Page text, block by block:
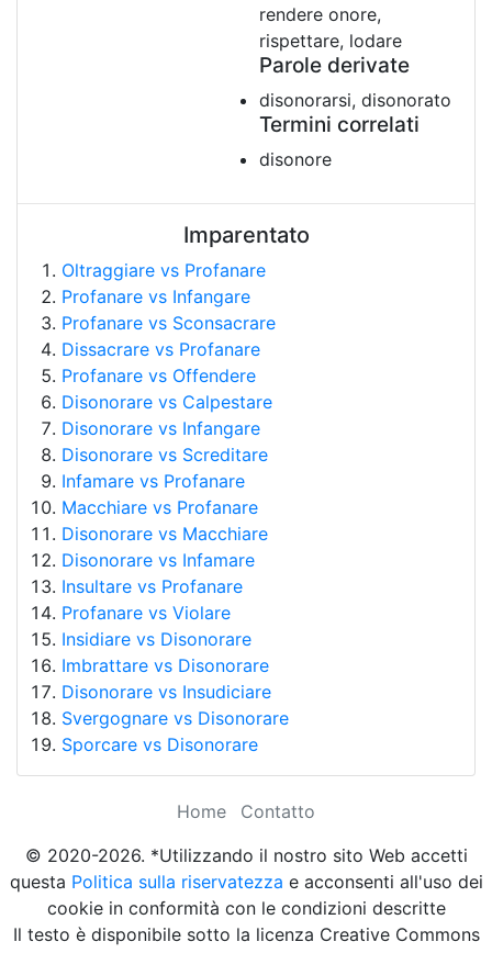
rendere onore,
rispettare, lodare
Parole derivate
disonorarsi, disonorato
Termini correlati
disonore
Imparentato
Oltraggiare vs Profanare
Profanare vs Infangare
Profanare vs Sconsacrare
Dissacrare vs Profanare
Profanare vs Offendere
Disonorare vs Calpestare
Disonorare vs Infangare
Disonorare vs Screditare
Infamare vs Profanare
Macchiare vs Profanare
Disonorare vs Macchiare
Disonorare vs Infamare
Insultare vs Profanare
Profanare vs Violare
Insidiare vs Disonorare
Imbrattare vs Disonorare
Disonorare vs Insudiciare
Svergognare vs Disonorare
Sporcare vs Disonorare
Home
Contatto
© 2020-2026. *Utilizzando il nostro sito Web accetti
questa Politica sulla riservatezza e acconsenti all'uso dei
cookie in conformità con le condizioni descritte
Il testo è disponibile sotto la licenza Creative Commons